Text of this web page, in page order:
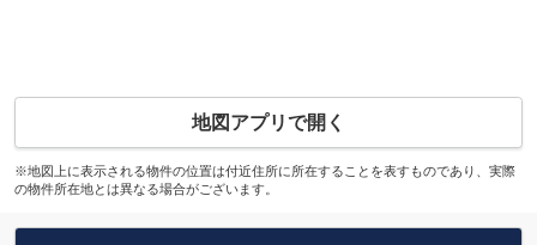
地図アプリで開く
※地図上に表示される物件の位置は付近住所に所在することを表すものであり、実際
の物件所在地とは異なる場合がございます。